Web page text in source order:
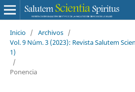
Inicio / Archivos /
Vol. 9 Núm. 3 (2023): Revista Salutem
1)
/
Ponencia